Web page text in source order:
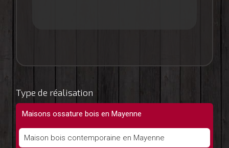
Type de réalisation
Maisons ossature bois en Mayenne
Maison bois contemporaine en Mayenne